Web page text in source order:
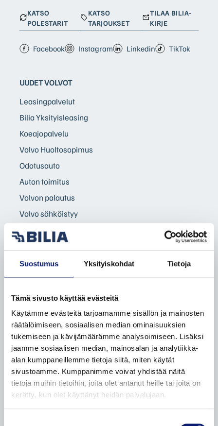
Suostumus Yksityiskohdat Tietoja
Tämä sivusto käyttää evästeitä
Käytämme evästeitä tarjoamamme sisällön ja mainosten
räätälöimiseen, sosiaalisen median ominaisuuksien
tukemiseen ja kävijämäärämme analysoimiseen. Lisäksi
jaamme sosiaalisen median, mainosalan ja analytiikka-
alan kumppaneillemme tietoja siitä, miten käytät
sivustoamme. Kumppanimme voivat yhdistää näitä
tietoja muihin tietoihin, joita olet antanut heille tai joita on
kerätty, kun olet käyttänyt heidän palvelujaan.
KATSO
POLESTARIT
KATSO
TARJOUKSET
TILAA BILIA-
KIRJE
Facebook Instagram Linkedin TikTok
UUDET VOLVOT
Leasingpalvelut
Bilia Yksityisleasing
Koeajopalvelu
Volvo Huoltosopimus
Odotusauto
Auton toimitus
Volvon palautus
Volvo sähköistyy
Yritysasiakkaat
Yksityisasiakkaat
Taksit
Etämyynnin ehdot
Autohaku
Volvo Selekt vaihtoautot
Bilia Complete vaihtoautot
Bilia lisäpalvelut
Bilia vaihtoautot